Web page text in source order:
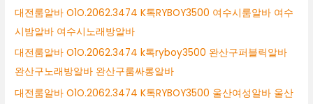
대전룸알바 O1O.2062.3474 K톡RYBOY3500 여수시룸알바 여수
시밤알바 여수시노래방알바
대전룸알바 O1O.2062.3474 k톡ryboy3500 완산구퍼블릭알바
완산구노래방알바 완산구룸싸롱알바
대전룸알바 O1O.2062.3474 K톡RYBOY3500 울산여성알바 울산